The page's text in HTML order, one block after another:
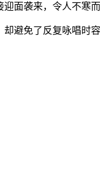
面袭来，令人不寒而
避免了反复咏唱时